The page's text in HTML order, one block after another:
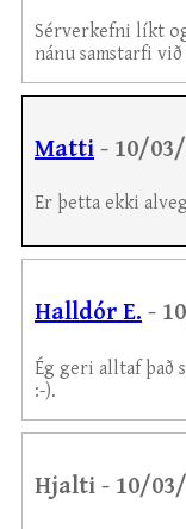
Sérverkefni líkt
nánu samstarfi
Matti - 10/03/
Er þetta ekki
Halldór E. -
Ég geri alltaf það
:-).
Hjalti - 10/03/